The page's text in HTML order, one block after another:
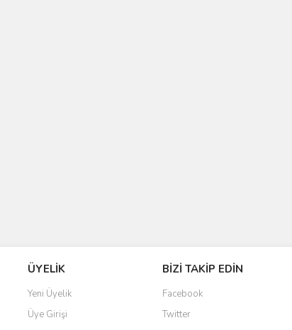
ÜYELİK
Yeni Üyelik
Üye Girişi
BİZİ TAKİP EDİN
Facebook
Twitter